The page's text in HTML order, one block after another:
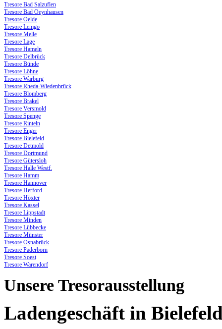
Tresore Bad Salzuflen
Tresore Bad Oeynhausen
Tresore Oelde
Tresore Lemgo
Tresore Melle
Tresore Lage
Tresore Hameln
Tresore Delbrück
Tresore Bünde
Tresore Löhne
Tresore Warburg
Tresore Rheda-Wiedenbrück
Tresore Blomberg
Tresore Brakel
Tresore Versmold
Tresore Spenge
Tresore Rinteln
Tresore Enger
Tresore Bielefeld
Tresore Detmold
Tresore Dortmund
Tresore Gütersloh
Tresore Halle Westf.
Tresore Hamm
Tresore Hannover
Tresore Herford
Tresore Höxter
Tresore Kassel
Tresore Lippstadt
Tresore Minden
Tresore Lübbecke
Tresore Münster
Tresore Osnabrück
Tresore Paderborn
Tresore Soest
Tresore Warendorf
Unsere Tresorausstellung
Ladengeschäft in